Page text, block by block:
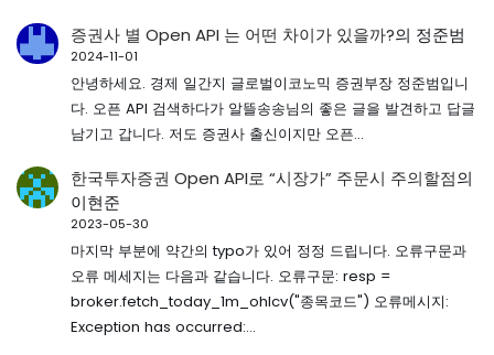
증권사 별 Open API 는 어떤 차이가 있을까?의 정준범
2024-11-01
안녕하세요. 경제 일간지 글로벌이코노믹 증권부장 정준범입니
다. 오픈 API 검색하다가 알뜰송송님의 좋은 글을 발견하고 답글
남기고 갑니다. 저도 증권사 출신이지만 오픈…
한국투자증권 Open API로 “시장가” 주문시 주의할점의
이현준
2023-05-30
마지막 부분에 약간의 typo가 있어 정정 드립니다. 오류구문과
오류 메세지는 다음과 같습니다. 오류구문: resp =
broker.fetch_today_1m_ohlcv("종목코드") 오류메시지:
Exception has occurred:…